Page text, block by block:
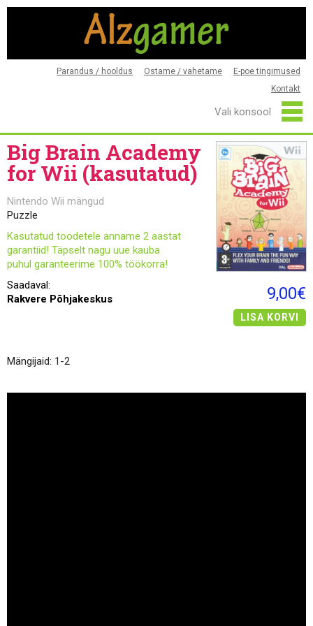
Parandus / hooldus Ostame / vahetame
E-poe tingimused
Kontakt
Big Brain Academy
for Wii (kasutatud)
Nintendo Wii mängud
Puzzle
Kasutatud toodetele anname 2 aastat
garantiid! Täpselt nagu uue kauba
puhul garanteerime 100% töökorra!
Saadaval:
Rakvere Põhjakeskus
9,00€
LISA KORVI
Mängijaid: 1-2